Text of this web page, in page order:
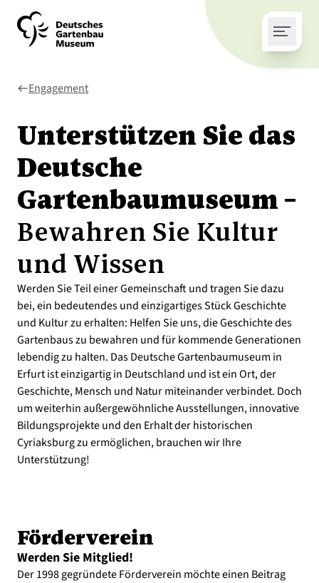
westEngagement
Unterstützen Sie das
Deutsche
Gartenbaumuseum –
Bewahren Sie Kultur
und Wissen
Werden Sie Teil einer Gemeinschaft und tragen Sie dazu
bei, ein bedeutendes und einzigartiges Stück Geschichte
und Kultur zu erhalten: Helfen Sie uns, die Geschichte des
Gartenbaus zu bewahren und für kommende Generationen
lebendig zu halten. Das Deutsche Gartenbaumuseum in
Erfurt ist einzigartig in Deutschland und ist ein Ort, der
Geschichte, Mensch und Natur miteinander verbindet. Doch
um weiterhin außergewöhnliche Ausstellungen, innovative
Bildungsprojekte und den Erhalt der historischen
Cyriaksburg zu ermöglichen, brauchen wir Ihre
Unterstützung!
Förderverein
Werden Sie Mitglied!
Der 1998 gegründete Förderverein möchte einen Beitrag